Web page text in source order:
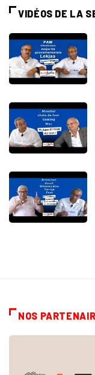
VIDÉOS DE LA
NOS